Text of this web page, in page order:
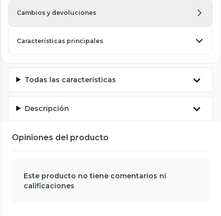
Cambios y devoluciones
Características principales
Todas las características
Descripción
Opiniones del producto
Este producto no tiene comentarios ni
calificaciones